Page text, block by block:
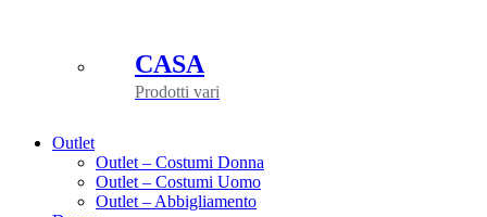
CASA
Prodotti vari
Outlet
Outlet – Costumi Donna
Outlet – Costumi Uomo
Outlet – Abbigliamento